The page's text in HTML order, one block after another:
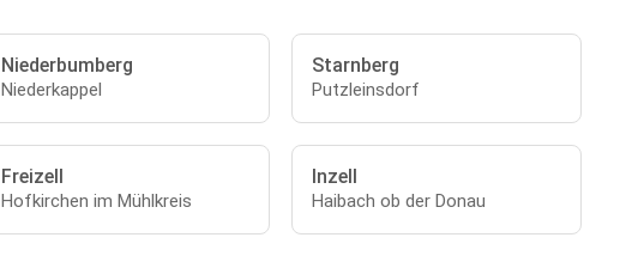
Niederbumberg
Niederkappel
Starnberg
Putzleinsdorf
Freizell
Hofkirchen im Mühlkreis
Inzell
Haibach ob der Donau